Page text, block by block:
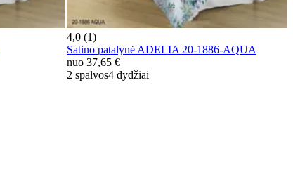
4,0 (1)
Satino patalynė ADELIA 20-1886-AQUA
nuo 37,65 €
2 spalvos4 dydžiai